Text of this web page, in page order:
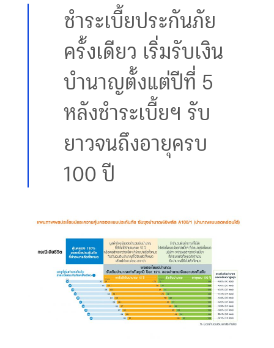
ชำระเบี้ยประกันภัย
ครั้งเดียว เริ่มรับเงิน
บำนาญตั้งแต่ปีที่ 5
หลังชำระเบี้ยฯ รับ
ยาวจนถึงอายุครบ
100 ปี